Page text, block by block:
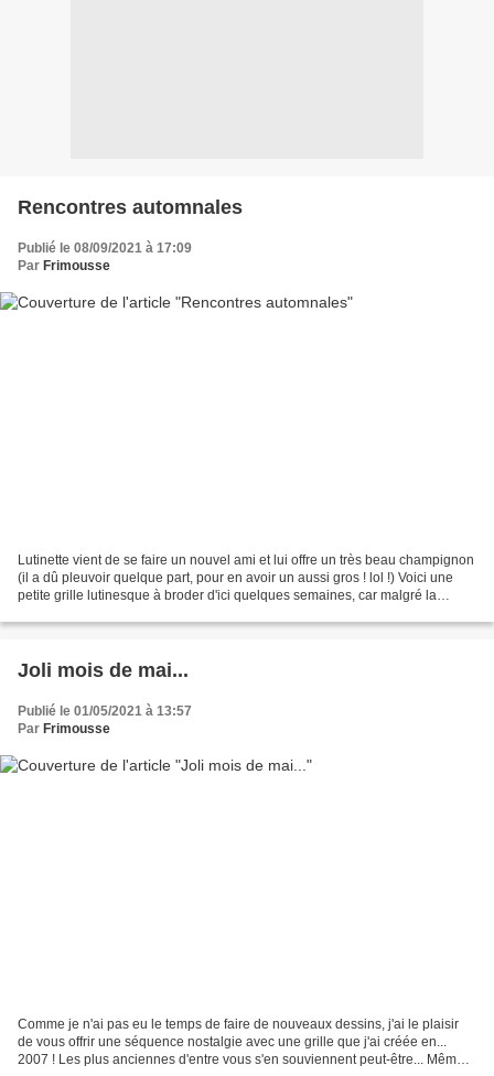
Rencontres automnales
Publié le 08/09/2021 à 17:09
Par Frimousse
Lutinette vient de se faire un nouvel ami et lui offre un très beau champignon
(il a dû pleuvoir quelque part, pour en avoir un aussi gros ! lol !) Voici une
petite grille lutinesque à broder d'ici quelques semaines, car malgré la
Joli mois de mai...
Publié le 01/05/2021 à 13:57
Par Frimousse
Comme je n'ai pas eu le temps de faire de nouveaux dessins, j'ai le plaisir
de vous offrir une séquence nostalgie avec une grille que j'ai créée en...
2007 ! Les plus anciennes d'entre vous s'en souviennent peut-être... Même